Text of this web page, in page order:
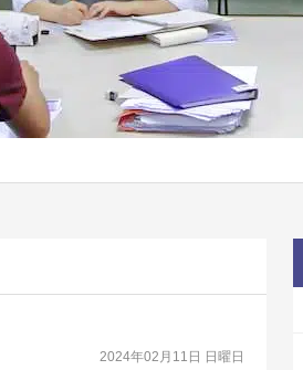
2024年02月11日 日曜日